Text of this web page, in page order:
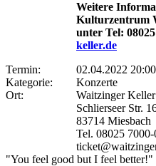
Weitere
Kulturzentrum
unter Tel:
keller.de
Termin:
02.04.2022
Kategorie:
Konzerte
Ort:
Waitzinger
Schlierseer Str.
83714 Miesbach
Tel. 08025 7000-
"You feel good but I feel better!"